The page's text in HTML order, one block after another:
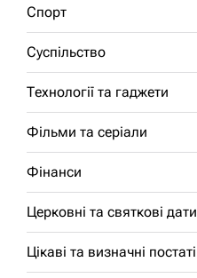
Спорт
Суспільство
Технології та гаджети
Фільми та серіали
Фінанси
Церковні та святкові дати
Цікаві та визначні постаті